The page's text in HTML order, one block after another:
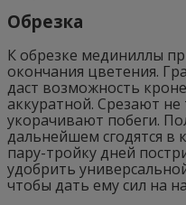
Обрезка
К обрезке мединиллы
окончания цветения.
даст возможность
аккуратной. Срезают
укорачивают побеги.
дальнейшем сгодятся в
пару-тройку дней
удобрить
чтобы дать ему сил на